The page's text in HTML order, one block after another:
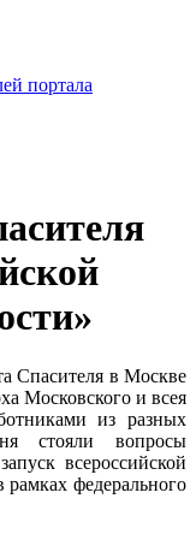
портала
Спасителя в Москве
Московского и всея
из разных
стояли вопросы
всероссийской
федерального